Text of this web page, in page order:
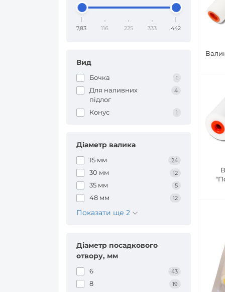
7,83 116 225 333 442
Вид
Бочка 1
Для наливних
підлог
4
Конус 1
Діаметр валика
15 мм 24
30 мм 12
35 мм 5
48 мм 12
Показати ще 2
Діаметр посадкового
отвору, мм
6 43
8 19